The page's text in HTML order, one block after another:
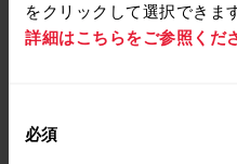
をクリックして選択できま
詳細はこちらをご参照くだ
必須